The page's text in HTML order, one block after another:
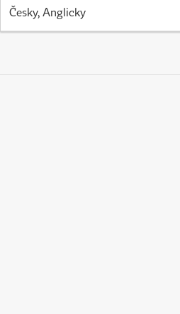
Česky, Anglicky